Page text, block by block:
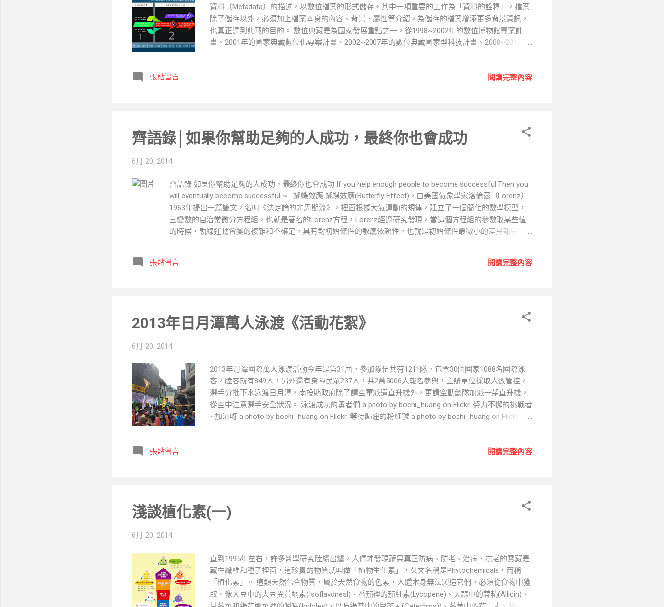
資料（Metadata）的描述，以數位檔案的形式儲存。其中一項重要的工作為「資料的詮釋」，檔案
除了儲存以外，必須加上檔案本身的內容、背景、屬性等介紹，為儲存的檔案增添更多背景資訊，
也真正達到典藏的目的。 數位典藏是為國家發展重點之一，從1998~2002年的數位博物館專案計
畫、2001年的國家典藏數位化專案計畫、2002~2007年的數位典藏國家型科技計畫、2008~2012的
位學習國家型科技計畫) 目前臺灣數位典藏成果可分為生物、考古、地質、人類學、檔案、拓片、
張貼留言 閱讀完整內容
齊語錄│如果你幫助足夠的人成功，最終你也會成功
6月 20, 2014
齊語錄 如果你幫助足夠的人成功，最終你也會成功 If you help enough people to become successful Then you
will eventually become successful ~ 蝴蝶效應 蝴蝶效應(Butterfly Effect)，由美國氣象學家洛倫茲（Lorenz）
1963年提出一篇論文，名叫《決定論的非周期流》，裡面根據大氣運動的規律，建立了一個簡化的數學模型，
三變數的自治常微分方程組，也就是著名的Lorenz方程，Lorenz經過研究發現，當這個方程組的參數取某些值
的時候，軌線運動會變的複雜和不確定，具有對初始條件的敏感依賴性，也就是初始條件最微小的差異都會導
間的努力，將會產生轟動效應，或稱為“革命”。 羅倫茲蝴蝶(Lorenz Butterfly) 圖像(圖片來源：香港特別行政區
張貼留言 閱讀完整內容
2013年日月潭萬人泳渡《活動花絮》
6月 20, 2014
2013年月潭國際萬人泳渡活動今年是第31屆，參加隊伍共有1211隊，包含30個國家1088名國際泳
客，陸客就有849人，另外還有身障民眾237人，共2萬5006人報名參與，主辦單位採取人數管控，
選手分批下水泳渡日月潭，南投縣政府除了請空軍派遣直升機外，更請空勤總隊加派一架直升機，
從空中注意選手安全狀況。 泳渡成功的勇者們 a photo by bochi_huang on Flickr. 努力不懈的挑戰者
~加油呀 a photo by bochi_huang on Flickr. 等待歸途的粉紅號 a photo by bochi_huang on Flickr. 水
張貼留言 閱讀完整內容
淺談植化素(一)
6月 20, 2014
直到1995年左右，許多醫學研究陸續出爐，人們才發現蔬果真正防病、防老、治病、抗老的寶藏是
藏在纖維和種子裡面，這珍貴的物質就叫做「植物生化素」，英文名稱是Phytochemicals，簡稱
「植化素」。 這類天然化合物質，屬於天然食物的色素，人體本身無法製造它們，必須從食物中獲
取。像大豆中的大豆異黃酮素(Isoflavonesl)、番茄裡的茄紅素(Lycopene)、大蒜中的蒜精(Allicin)、